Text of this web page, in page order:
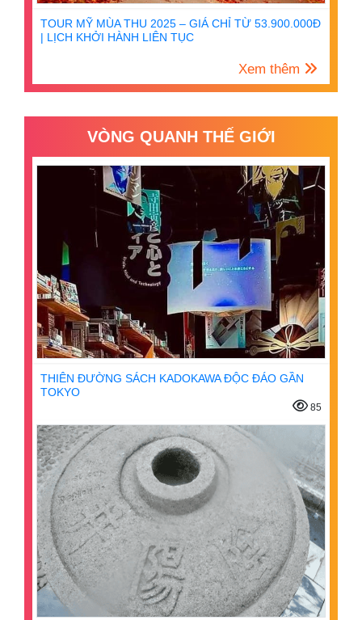
TOUR MỸ MÙA THU 2025 – GIÁ CHỈ TỪ 53.900.000Đ
| LỊCH KHỞI HÀNH LIÊN TỤC
Xem thêm
VÒNG QUANH THẾ GIỚI
THIÊN ĐƯỜNG SÁCH KADOKAWA ĐỘC ĐÁO GẦN
TOKYO
85